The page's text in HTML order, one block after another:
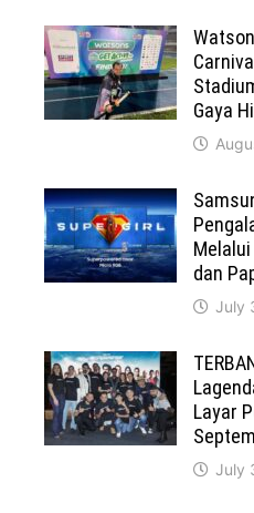
Gaya
dan
July
Layar
July